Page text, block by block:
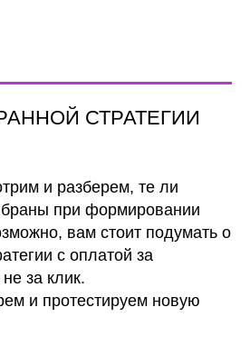
СТРАТЕГИИ
и разберем, те ли
при формировании
вам стоит подумать о
с оплатой за
за клик.
и протестируем новую